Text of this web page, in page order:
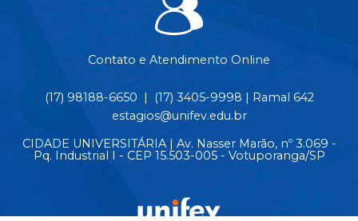
Contato e Atendimento Online
(17) 98188-6650 | (17) 3405-9998 | Ramal 642
estagios@unifev.edu.br
CIDADE UNIVERSITÁRIA | Av. Nasser Marão, nº 3.069 -
Pq. Industrial I - CEP 15.503-005 - Votuporanga/SP